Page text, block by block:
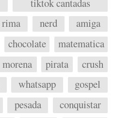
tiktok cantadas
rima nerd
amiga
chocolate
matematica
morena pirata
crush
whatsapp
gospel
pesada
conquistar